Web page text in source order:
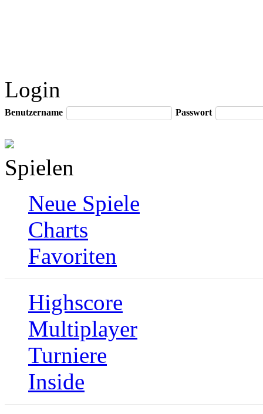
Login
Benutzername Passwort
Spielen
Neue Spiele
Charts
Favoriten
Highscore
Multiplayer
Turniere
Inside